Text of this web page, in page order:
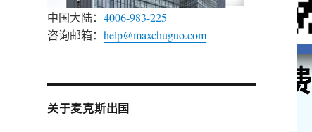
中国大陆： 4006-983-225
咨询邮箱： help@maxchuguo.com
关于麦克斯出国